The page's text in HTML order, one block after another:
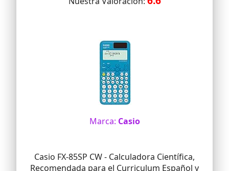
Marca: Casio
Casio FX-85SP CW - Calculadora Científica,
Recomendada para el Curriculum Español y